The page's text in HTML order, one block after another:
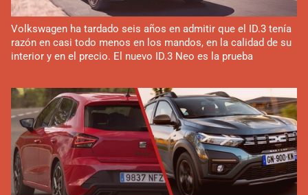
Volkswagen ha tardado seis años en admitir que el ID.3 tenía
razón en casi todo menos en los mandos, en la calidad de su
interior y en el precio. El nuevo ID.3 Neo es la prueba